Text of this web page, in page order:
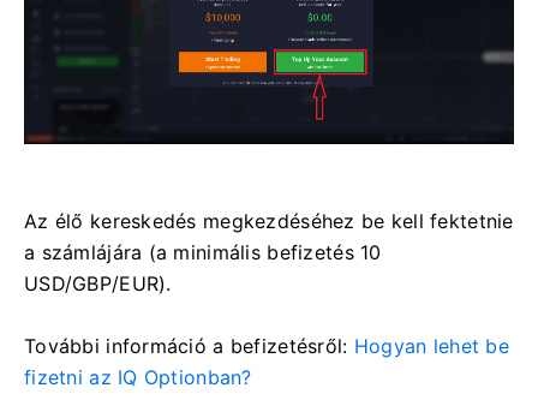
Az élő kereskedés megkezdéséhez be kell fektetnie
a számlájára (a minimális befizetés 10
USD/GBP/EUR).
További információ a befizetésről: Hogyan lehet be
fizetni az IQ Optionban?